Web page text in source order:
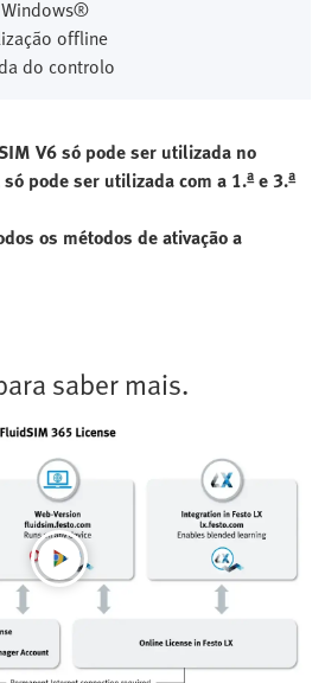
Windows®
offline
do controlo
V6 só pode ser utilizada no
pode ser utilizada com a 1.ª e 3.ª
os métodos de ativação a
saber mais.